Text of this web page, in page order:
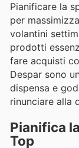
Pianificare la
per
volantini
prodotti
fare acquisti
Despar sono
dispensa e
rinunciare alla
Pianifica
Top